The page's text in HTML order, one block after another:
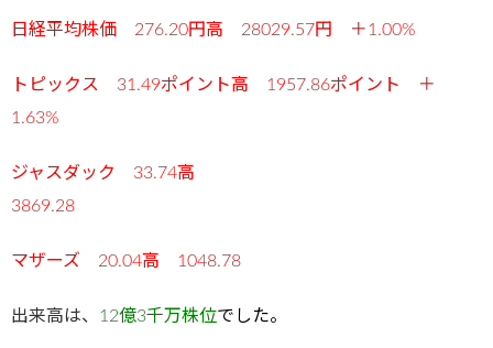
日経平均株価 276.20円高 28029.57円 ＋1.00%
トピックス 31.49ポイント高 1957.86ポイント ＋
1.63%
ジャスダック 33.74高
3869.28
マザーズ 20.04高 1048.78
出来高は、 12億3千万株位でした。